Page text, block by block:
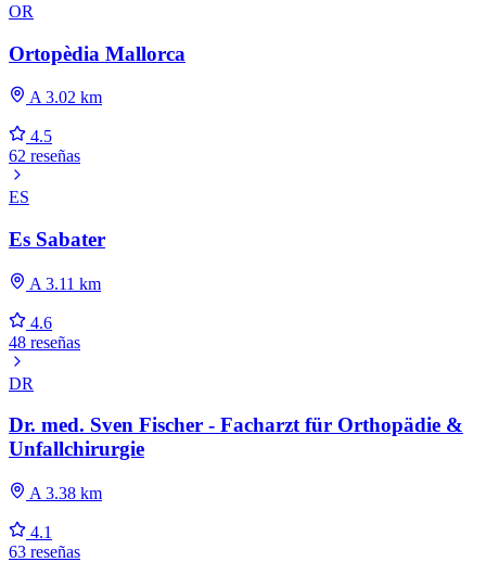
OR
Ortopèdia Mallorca
A 3.02 km
4.5
62 reseñas
ES
Es Sabater
A 3.11 km
4.6
48 reseñas
DR
Dr. med. Sven Fischer - Facharzt für Orthopädie &
Unfallchirurgie
A 3.38 km
4.1
63 reseñas